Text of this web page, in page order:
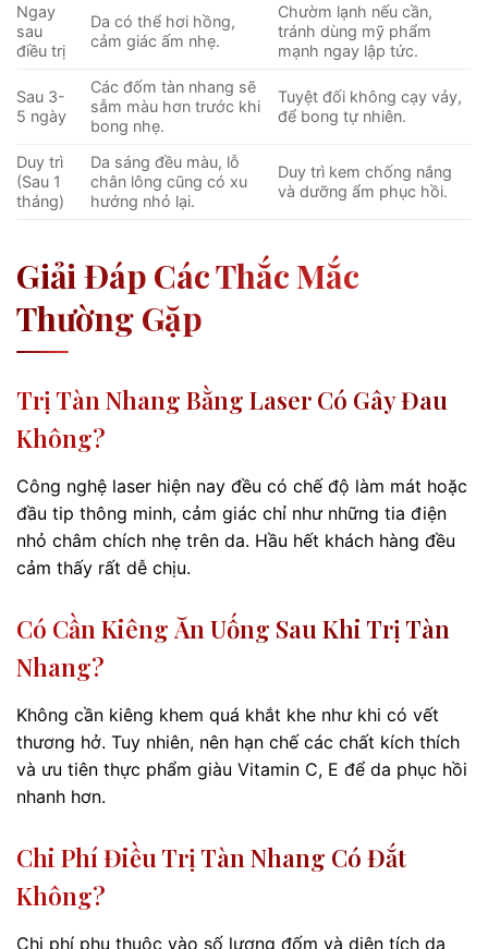
Ngay
sau
điều trị
Da có thể hơi hồng,
cảm giác ấm nhẹ.
Chườm lạnh nếu cần,
tránh dùng mỹ phẩm
mạnh ngay lập tức.
Sau 3-
5 ngày
Các đốm tàn nhang sẽ
sẫm màu hơn trước khi
bong nhẹ.
Tuyệt đối không cạy vảy,
để bong tự nhiên.
Duy trì
(Sau 1
tháng)
Da sáng đều màu, lỗ
chân lông cũng có xu
hướng nhỏ lại.
Duy trì kem chống nắng
và dưỡng ẩm phục hồi.
Giải Đáp Các Thắc Mắc
Thường Gặp
Trị Tàn Nhang Bằng Laser Có Gây Đau
Không?
Công nghệ laser hiện nay đều có chế độ làm mát hoặc
đầu tip thông minh, cảm giác chỉ như những tia điện
nhỏ châm chích nhẹ trên da. Hầu hết khách hàng đều
cảm thấy rất dễ chịu.
Có Cần Kiêng Ăn Uống Sau Khi Trị Tàn
Nhang?
Không cần kiêng khem quá khắt khe như khi có vết
thương hở. Tuy nhiên, nên hạn chế các chất kích thích
và ưu tiên thực phẩm giàu Vitamin C, E để da phục hồi
nhanh hơn.
Chi Phí Điều Trị Tàn Nhang Có Đắt
Không?
Chi phí phụ thuộc vào số lượng đốm và diện tích da